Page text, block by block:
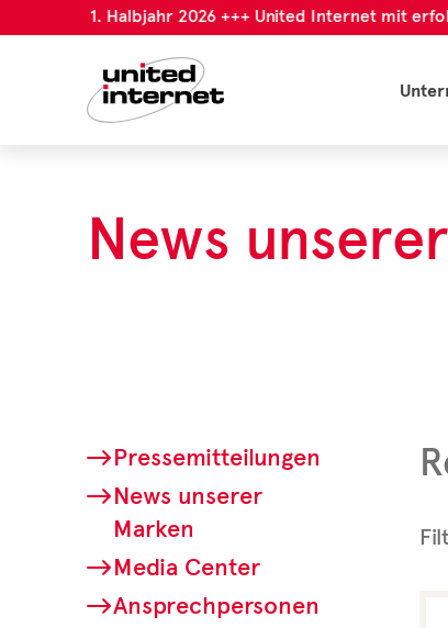
1. Halbjahr 2026 +++ United Internet mit
News
Pressemitteilungen
News unserer
Marken
Media Center
Ansprechpersonen